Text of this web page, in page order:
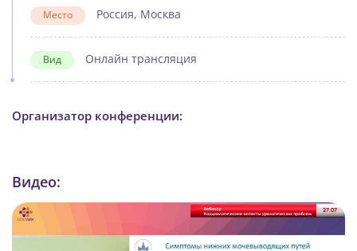
Место Россия, Москва
Вид Онлайн трансляция
Организатор конференции:
Видео: